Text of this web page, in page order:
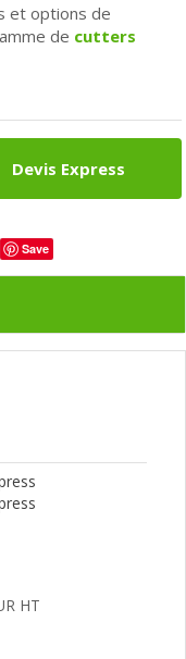
et options de
de cutters
Devis Express
Save
HT